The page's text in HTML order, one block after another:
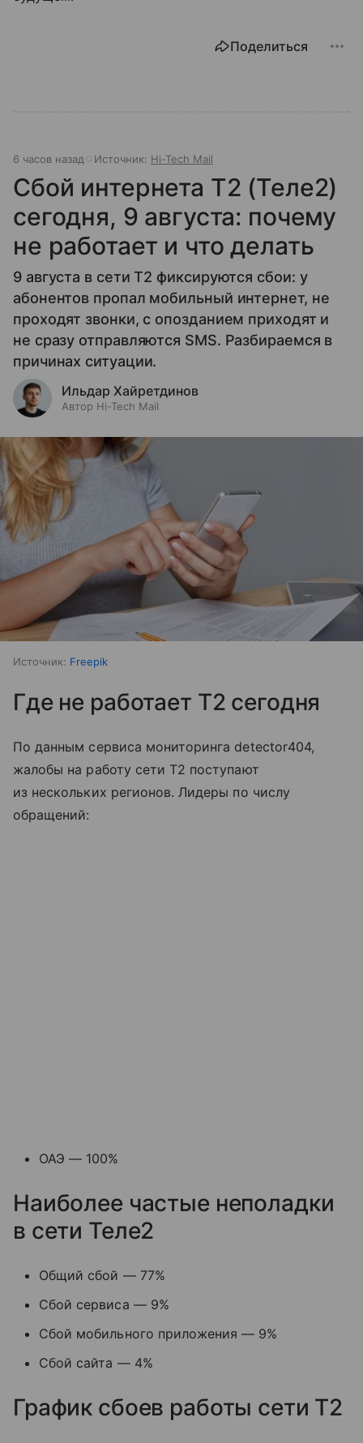
Поделиться
6 часов назад Источник: Hi-Tech Mail
Сбой интернета T2 (Теле2)
сегодня, 9 августа: почему
не работает и что делать
9 августа в сети T2 фиксируются сбои: у
абонентов пропал мобильный интернет, не
проходят звонки, с опозданием приходят и
не сразу отправляются SMS. Разбираемся в
причинах ситуации.
Ильдар Хайретдинов
Автор Hi-Tech Mail
Источник: Freepik
Где не работает T2 сегодня
По данным сервиса мониторинга detector404,
жалобы на работу сети T2 поступают
из нескольких регионов. Лидеры по числу
обращений:
ОАЭ — 100%
Наиболее частые неполадки
в сети Теле2
Общий сбой — 77%
Сбой сервиса — 9%
Сбой мобильного приложения — 9%
Сбой сайта — 4%
График сбоев работы сети T2